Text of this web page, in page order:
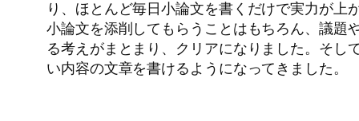
り、ほとんど毎日小論文を書くだけで実力が
小論文を添削してもらうことはもちろん、議題
る考えがまとまり、クリアになりました。そ
い内容の文章を書けるようになってきました。